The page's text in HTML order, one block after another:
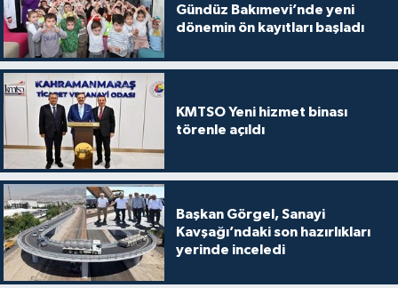
Gündüz Bakımevi’nde yeni
dönemin ön kayıtları başladı
KMTSO Yeni hizmet binası
törenle açıldı
Başkan Görgel, Sanayi
Kavşağı’ndaki son hazırlıkları
yerinde inceledi